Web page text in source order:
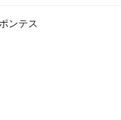
ンテス